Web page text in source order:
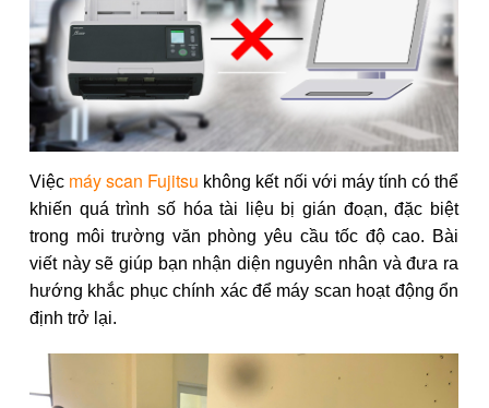
Việc máy scan Fujitsu không kết nối với máy tính có thể
khiến quá trình số hóa tài liệu bị gián đoạn, đặc biệt
trong môi trường văn phòng yêu cầu tốc độ cao. Bài
viết này sẽ giúp bạn nhận diện nguyên nhân và đưa ra
hướng khắc phục chính xác để máy scan hoạt động ổn
định trở lại.